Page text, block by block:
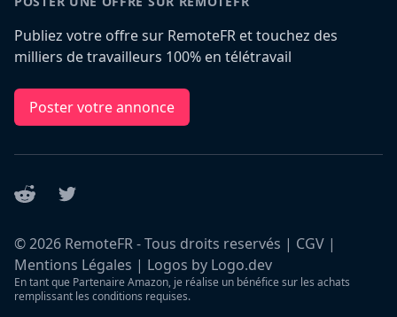
Publiez votre offre sur RemoteFR et touchez des
milliers de travailleurs 100% en télétravail
Poster votre annonce
Reddit Twitter
©2026 RemoteFR - Tous droits reservés | CGV |
Mentions Légales | Logos by Logo.dev
En tant que Partenaire Amazon, je réalise un bénéfice sur les achats
remplissant les conditions requises.